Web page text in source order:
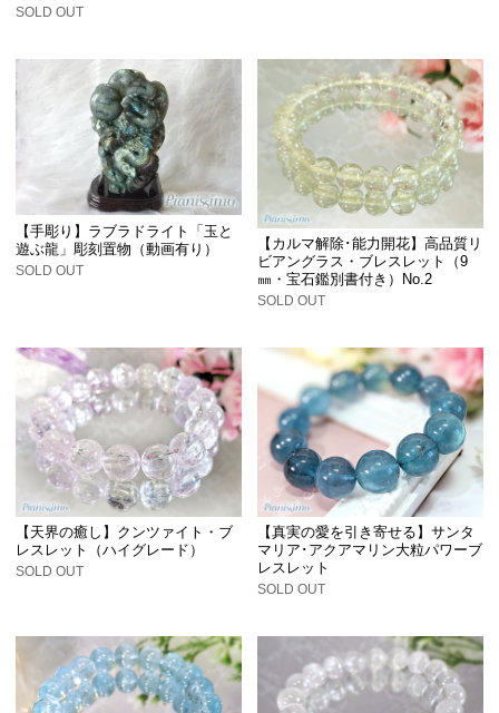
SOLD OUT
【手彫り】ラブラドライト「玉と
遊ぶ龍」彫刻置物（動画有り）
SOLD OUT
【カルマ解除･能力開花】高品質リ
ビアングラス・ブレスレット（9
㎜・宝石鑑別書付き）No.2
SOLD OUT
【天界の癒し】クンツァイト・ブ
レスレット（ハイグレード）
SOLD OUT
【真実の愛を引き寄せる】サンタ
マリア･アクアマリン大粒パワーブ
レスレット
SOLD OUT